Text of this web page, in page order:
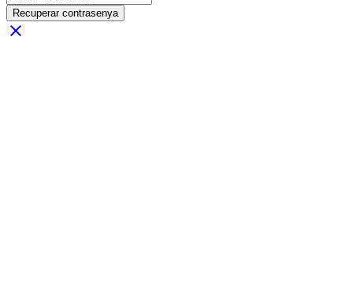
Recuperar contrasenya
close